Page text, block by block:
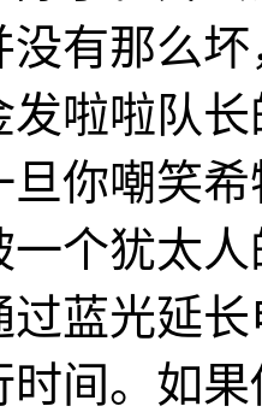
没有那么
发啦啦队
旦你嘲笑
一个犹太
过蓝光延
时间。如